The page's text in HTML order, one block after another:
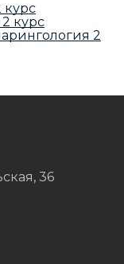
курс
курс
2
36